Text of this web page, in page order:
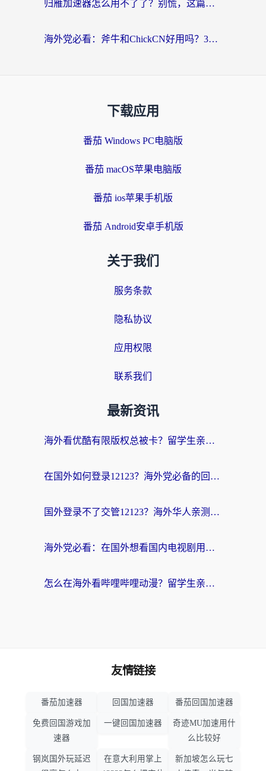
归雁加速器怎么用不了了？别慌，这篇指南教你如何丝滑“回家”
海外党必看：斧牛和ChickCN好用吗？3款热门加速器实测+番茄加速器深度体验
下载应用
番茄 Windows PC电脑版
番茄 macOS苹果电脑版
番茄 ios苹果手机版
番茄 Android安卓手机版
关于我们
服务条款
隐私协议
应用权限
联系我们
最新资讯
海外看优酷有限版权总被卡？留学生亲测有效的回国加速器选择指南
在国外如何登录12123？海外党必备的回国加速实用指南
国外登录不了交管12123？海外华人亲测有效的回国加速器选择指南
海外党必看：在国外想看国内电视剧用什么软件？3步解决地域限制
怎么在海外看哔哩哔哩动漫？留学生亲测有效的回国加速方案
友情链接
番茄加速器 回国加速器 番茄回国加速器
免费回国游戏加
速器
一键回国加速器
奇迹MU加速用什
么比较好
钢岚国外玩延迟
在意大利用掌上
新加坡怎么玩七